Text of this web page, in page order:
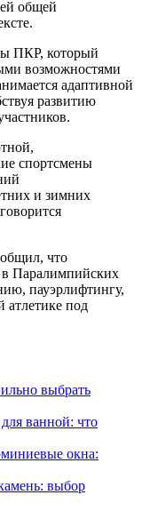
общей
ПКР, который
возможностями
адаптивной
развитию
спортсмены
и зимних
что
в Паралимпийских
пауэрлифтингу,
атлетике под
выбрать
ванной: что
окна:
выбор